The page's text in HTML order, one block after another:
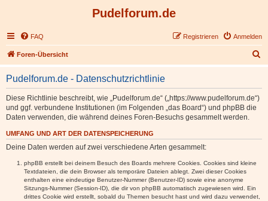
Pudelforum.de
FAQ Anmelden
Registrieren
Foren-Übersicht
u
Pudelforum.de - Datenschutzrichtlinie
Diese Richtlinie beschreibt, wie „Pudelforum.de“ („https://www.pudelforum.de“)
und ggf. verbundene Institutionen (im Folgenden „das Board“) und phpBB die
Daten verwenden, die während deines Foren-Besuchs gesammelt werden.
UMFANG UND ART DER DATENSPEICHERUNG
Deine Daten werden auf zwei verschiedene Arten gesammelt:
phpBB erstellt bei deinem Besuch des Boards mehrere Cookies. Cookies sind kleine
Textdateien, die dein Browser als temporäre Dateien ablegt. Zwei dieser Cookies
enthalten eine eindeutige Benutzer-Nummer (Benutzer-ID) sowie eine anonyme
Sitzungs-Nummer (Session-ID), die dir von phpBB automatisch zugewiesen wird. Ein
drittes Cookie wird erstellt, sobald du Themen besucht hast und wird dazu verwendet,